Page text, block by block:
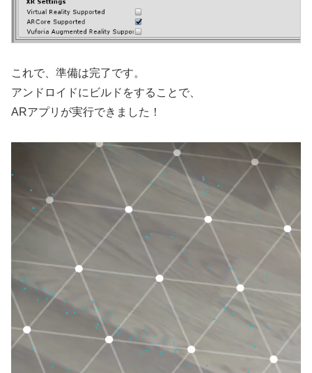
これで、準備は完了です。
アンドロイドにビルドをすることで、
ARアプリが実行できました！